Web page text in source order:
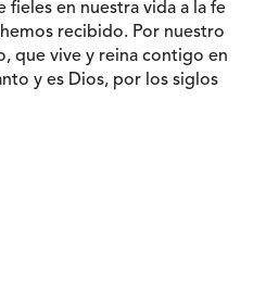
fieles en nuestra vida a la fe
recibido. Por nuestro
que vive y reina contigo en
y es Dios, por los siglos